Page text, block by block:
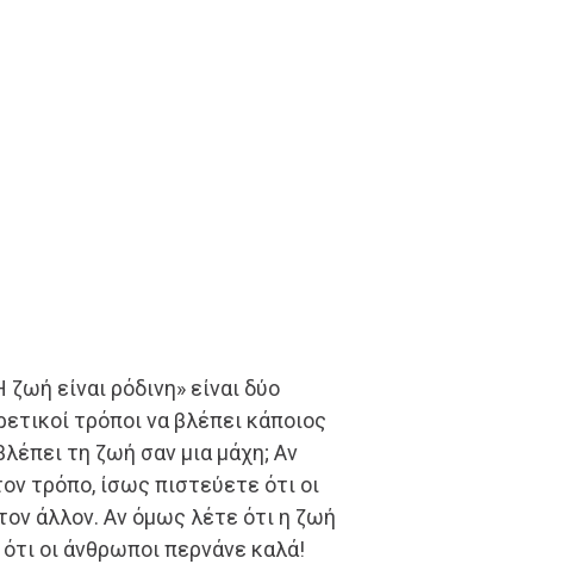
είναι ρόδινη» είναι δύο
τρόποι να βλέπει κάποιος
τη ζωή σαν μια μάχη; Αν
τρόπο, ίσως πιστεύετε ότι οι
άλλον. Αν όμως λέτε ότι η ζωή
οι άνθρωποι περνάνε καλά!